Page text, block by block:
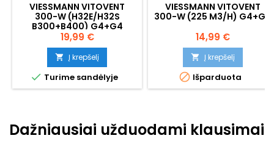
VIESSMANN VITOVENT
300-W (H32E/H32S
B300+B400) G4+G4
Kaina
19,99 €
 Į krepšelį
 Turime sandėlyje
VIESSMANN VITOVENT
300-W (225 M3/H) G4+G4
Kaina
14,99 €
 Į krepšelį
 Išparduota
Dažniausiai užduodami klausimai